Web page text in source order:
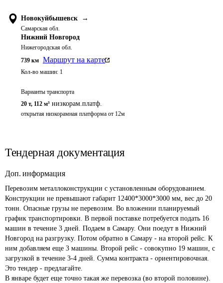
Новокуйбышевск →
Самарская обл.
Нижний Новгород
Нижегородская обл.
739 км Маршрут на карте
Кол-во машин: 1
Варианты транспорта
20 т, 112 м³ низкорам.платф.
открытая низкорамная платформа от 12м
Тендерная документация
Доп. информация
Перевозим металлоконструкции с установленным оборудованием.
Конструкции не превышают габарит 12400*3000*3000 мм, вес до 20
тонн. Опасные грузы не перевозим. Во вложении планируемый
график транспортировки. В первой поставке потребуется подать 16
машин в течение 3 дней. Подаем в Самару. Они поедут в Нижний
Новгород на разгрузку. Потом обратно в Самару - на второй рейс. К
ним добавляем еще 3 машины. Второй рейс - совокупно 19 машин, с
загрузкой в течение 3-4 дней. Сумма контракта - ориентировочная.
Это тендер - предлагайте.
В январе будет еще точно такая же перевозка (во второй половине).